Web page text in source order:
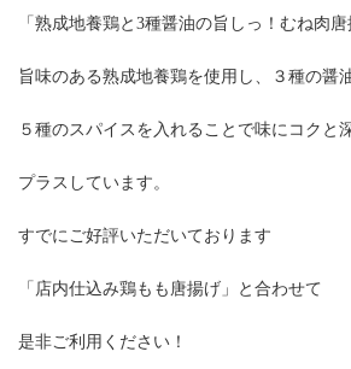
「熟成地養鶏と3種醤油の旨しっ！むね肉唐
旨味のある熟成地養鶏を使用し、３種の醤
５種のスパイスを入れることで味にコクと
プラスしています。
すでにご好評いただいております
「店内仕込み鶏もも唐揚げ」と合わせて
是非ご利用ください！